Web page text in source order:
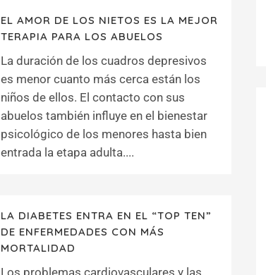
EL AMOR DE LOS NIETOS ES LA MEJOR
TERAPIA PARA LOS ABUELOS
La duración de los cuadros depresivos
es menor cuanto más cerca están los
niños de ellos. El contacto con sus
abuelos también influye en el bienestar
psicológico de los menores hasta bien
entrada la etapa adulta....
LA DIABETES ENTRA EN EL “TOP TEN”
DE ENFERMEDADES CON MÁS
MORTALIDAD
Los problemas cardiovasculares y las